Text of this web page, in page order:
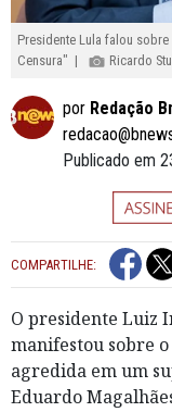
Presidente Lula falou
Censura" |
Ricardo
por Redação
Publicado em
COMPARTILHE:
O presidente Luiz
manifestou sobre
agredida em um
Eduardo